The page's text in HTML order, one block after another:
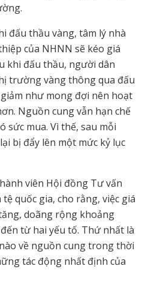
đấu thầu vàng, tâm lý nhà
của NHNN sẽ kéo giá
khi đấu thầu, người dân
trường vàng thông qua đấu
như mong đợi nên hoạt
Nguồn cung vẫn hạn chế
sức mua. Vì thế, sau mỗi
bị đẩy lên một mức kỷ lục
viên Hội đồng Tư vấn
quốc gia, cho rằng, việc giá
doãng rộng khoảng
từ hai yếu tố. Thứ nhất là
về nguồn cung trong thời
tác động nhất định của